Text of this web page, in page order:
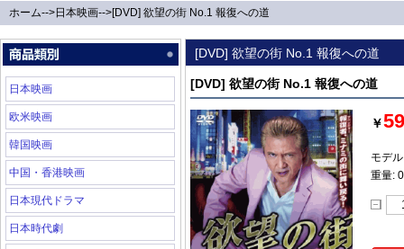
ホーム-->日本映画-->[DVD] 欲望の街 No.1 報復への道
日本映画
欧米映画
韓国映画
中国・香港映画
日本現代ドラマ
日本時代劇
[DVD] 欲望の街 No.1 報復への道
[DVD] 欲望の街 No.1 報復への道
￥
モデ
重量: